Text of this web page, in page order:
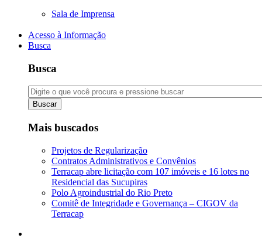
Sala de Imprensa
Acesso à Informação
Busca
Busca
Buscar
Mais buscados
Projetos de Regularização
Contratos Administrativos e Convênios
Terracap abre licitação com 107 imóveis e 16 lotes no
Residencial das Sucupiras
Polo Agroindustrial do Rio Preto
Comitê de Integridade e Governança – CIGOV da
Terracap